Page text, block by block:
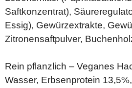
Saftkonzentrat),
Essig), Gewürzextrakte,
Zitronensaftpulver,
Rein pflanzlich – Veganes
Wasser, Erbsenprotein